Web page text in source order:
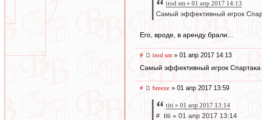
irod sm » 01 апр 2017 14:13
Самый эффективный игрок
Его, вроде, в аренду брали...
# irod sm » 01 апр 2017 14:13
Самый эффективный игрок
# breeze » 01 апр 2017 13:59
titi » 01 апр 2017 13:14
# titi » 01 апр 2017 13:14